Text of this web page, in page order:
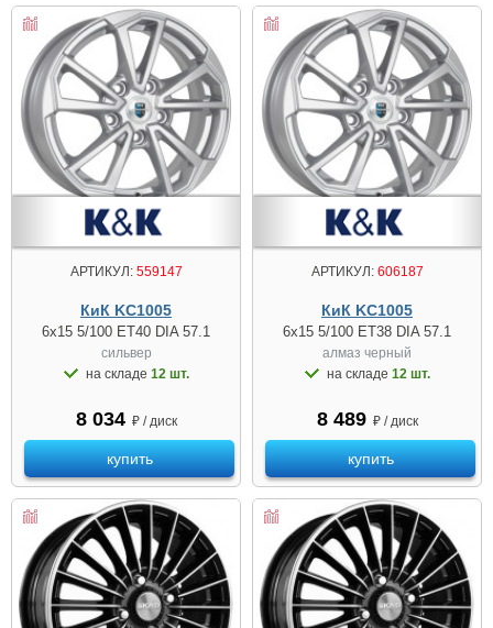
АРТИКУЛ:559147
КиК KC1005
6x15 5/100 ET40 DIA 57.1
сильвер
на складе 12 шт.
8 034 ₽ / диск
купить
АРТИКУЛ:606187
КиК KC1005
6x15 5/100 ET38 DIA 57.1
алмаз чeрный
на складе 12 шт.
8 489 ₽ / диск
купить